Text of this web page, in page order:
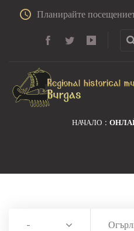
Планирайте
НАЧАЛО
-